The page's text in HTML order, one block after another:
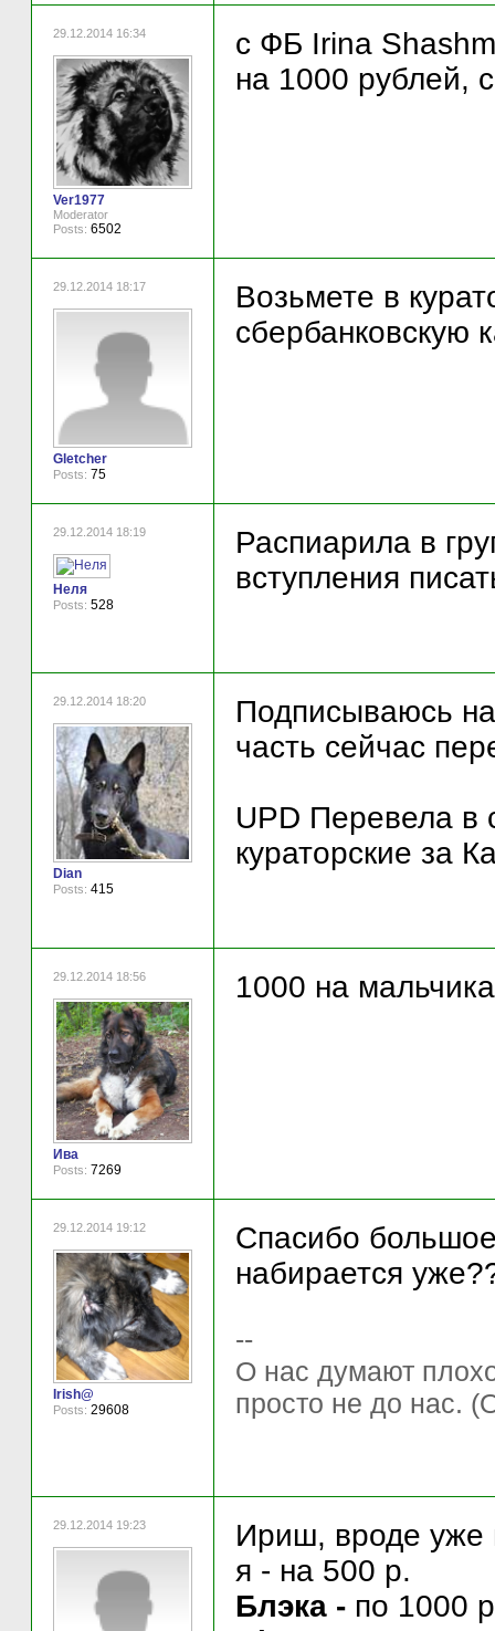
29.12.2014 16:34
Ver1977
Moderator
Posts: 6502
с ФБ Irina
на 1000 рублей,
29.12.2014 18:17
Gletcher
Posts: 75
Возьмете в
сбербанковскую
29.12.2014 18:19
Неля
Posts: 528
Распиарила в
вступления
29.12.2014 18:20
Dian
Posts: 415
Подписываюсь
часть сейчас
UPD Перевела в
кураторские за
29.12.2014 18:56
Ива
Posts: 7269
1000 на
29.12.2014 19:12
Irish@
Posts: 29608
Спасибо
набирается
--
О нас думают
просто не до нас.
29.12.2014 19:23
Ириш, вроде уже
я - на 500 р.
Блэка - по 1000